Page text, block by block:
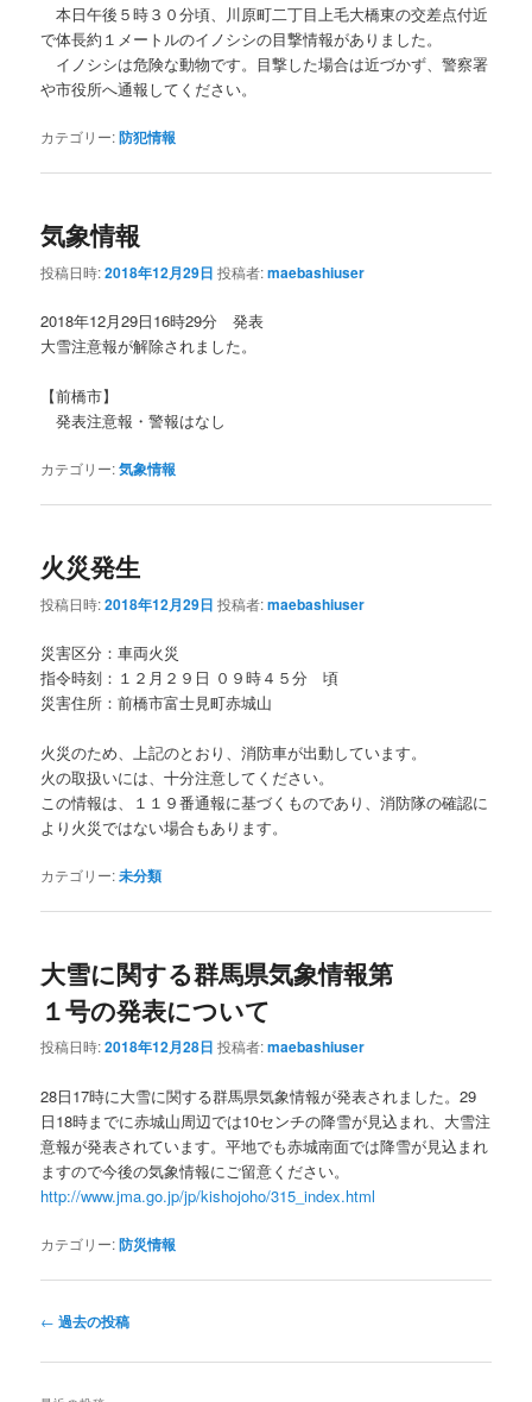
本日午後５時３０分頃、川原町二丁目上毛大橋東の交差点付近
で体長約１メートルのイノシシの目撃情報がありました。
イノシシは危険な動物です。目撃した場合は近づかず、警察署
や市役所へ通報してください。
カテゴリー:防犯情報
気象情報
投稿日時:2018年12月29日 投稿者:maebashiuser
2018年12月29日16時29分 発表
大雪注意報が解除されました。
【前橋市】
発表注意報・警報はなし
カテゴリー:気象情報
火災発生
投稿日時:2018年12月29日 投稿者:maebashiuser
災害区分：車両火災
指令時刻：１２月２９日 ０９時４５分 頃
災害住所：前橋市富士見町赤城山
火災のため、上記のとおり、消防車が出動しています。
火の取扱いには、十分注意してください。
この情報は、１１９番通報に基づくものであり、消防隊の確認に
より火災ではない場合もあります。
カテゴリー:未分類
大雪に関する群馬県気象情報第
１号の発表について
投稿日時:2018年12月28日 投稿者:maebashiuser
28日17時に大雪に関する群馬県気象情報が発表されました。29
日18時までに赤城山周辺では10センチの降雪が見込まれ、大雪注
意報が発表されています。平地でも赤城南面では降雪が見込まれ
ますので今後の気象情報にご留意ください。
http://www.jma.go.jp/jp/kishojoho/315_index.html
カテゴリー:防災情報
投
ナ
ビ
← 過去の投稿